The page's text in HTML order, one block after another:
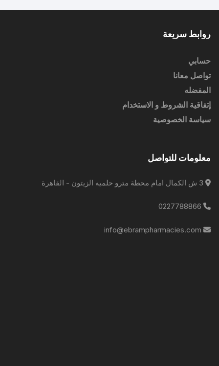
روابط سريعة
حسابي
تواصل معانا
المفضله
إتفاقية الشروط و الاستخدام
سياسة الخصوصية
معلومات للتواصل